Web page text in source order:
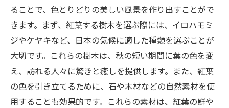
ることで、色とりどりの美しい風景を作り出すことがで
きます。まず、紅葉する樹木を選ぶ際には、イロハモミ
ジやケヤキなど、日本の気候に適した種類を選ぶことが
大切です。これらの樹木は、秋の短い期間に葉の色を変
え、訪れる人々に驚きと癒しを提供します。また、紅葉
の色を引き立てるために、石や木材などの自然素材を使
用することも効果的です。これらの素材は、紅葉の鮮や